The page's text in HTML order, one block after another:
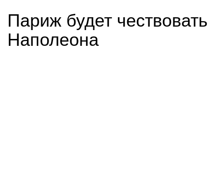
Париж будет чествовать
Наполеона